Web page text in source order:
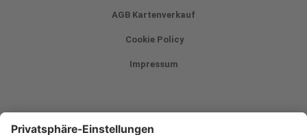
AGB Kartenverkauf
Cookie Policy
Impressum
Newsletter